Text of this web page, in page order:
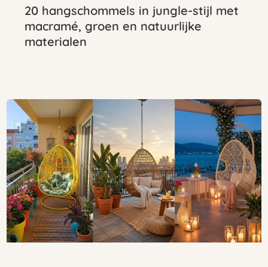
20 hangschommels in jungle-stijl met
macramé, groen en natuurlijke
materialen